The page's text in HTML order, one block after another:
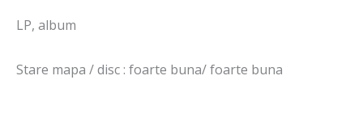
LP, album
Stare mapa / disc : foarte buna/ foarte buna